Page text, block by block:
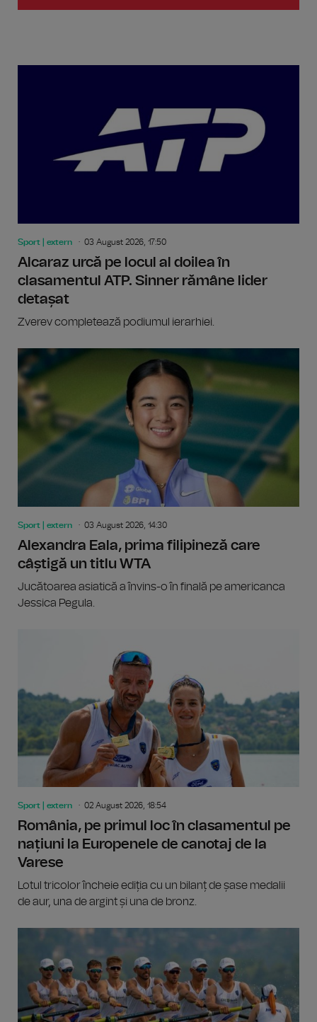
Sport | extern 03 August 2026, 17:50
Alcaraz urcă pe locul al doilea în
clasamentul ATP. Sinner rămâne lider
detașat
Zverev completează podiumul ierarhiei.
Sport | extern 03 August 2026, 14:30
Alexandra Eala, prima filipineză care
câștigă un titlu WTA
Jucătoarea asiatică a învins-o în finală pe americanca
Jessica Pegula.
Sport | extern 02 August 2026, 18:54
România, pe primul loc în clasamentul pe
națiuni la Europenele de canotaj de la
Varese
Lotul tricolor încheie ediția cu un bilanț de șase medalii
de aur, una de argint și una de bronz.